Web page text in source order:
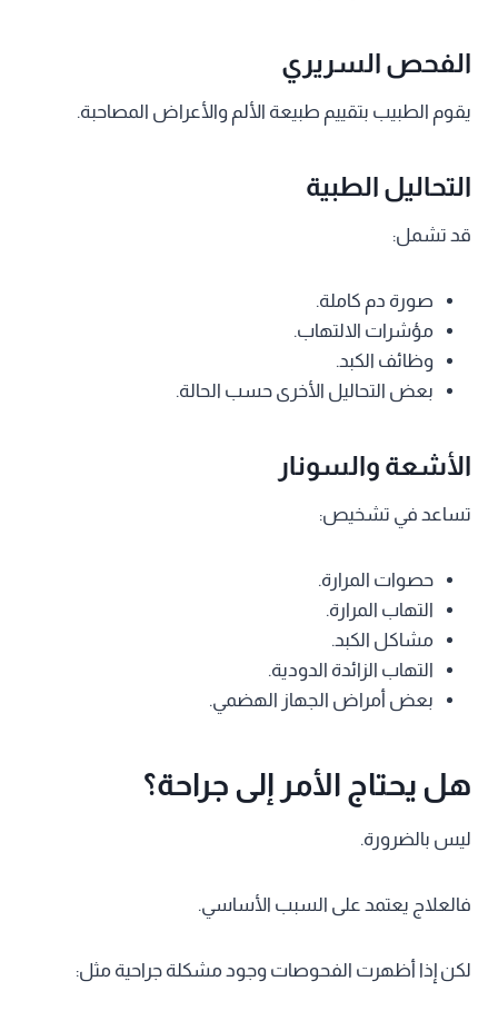
الفحص السريري
يقوم الطبيب بتقييم طبيعة الألم والأعراض المصاحبة.
التحاليل الطبية
قد تشمل:
صورة دم كاملة.
مؤشرات الالتهاب.
وظائف الكبد.
بعض التحاليل الأخرى حسب الحالة.
الأشعة والسونار
تساعد في تشخيص:
حصوات المرارة.
التهاب المرارة.
مشاكل الكبد.
التهاب الزائدة الدودية.
بعض أمراض الجهاز الهضمي.
هل يحتاج الأمر إلى جراحة؟
ليس بالضرورة.
فالعلاج يعتمد على السبب الأساسي.
لكن إذا أظهرت الفحوصات وجود مشكلة جراحية مثل: